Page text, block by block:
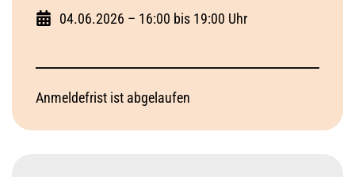
04.06.2026 – 16:00 bis 19:00 Uhr
Anmeldefrist ist abgelaufen